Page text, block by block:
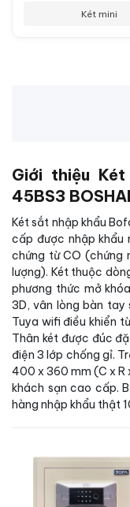
Két mini
Giới thiệu
45BS3
Két sắt nhập khẩu
cấp được nhập khẩu
chứng từ CO (chứng
lượng). Két thuộc
phương thức mở
3D, vân lòng bàn tay
Tuya wifi điều khiển
Thân két được đúc
điện 3 lớp chống gỉ.
400 x 360 mm (C x R
khách sạn cao cấp.
hàng nhập khẩu thật